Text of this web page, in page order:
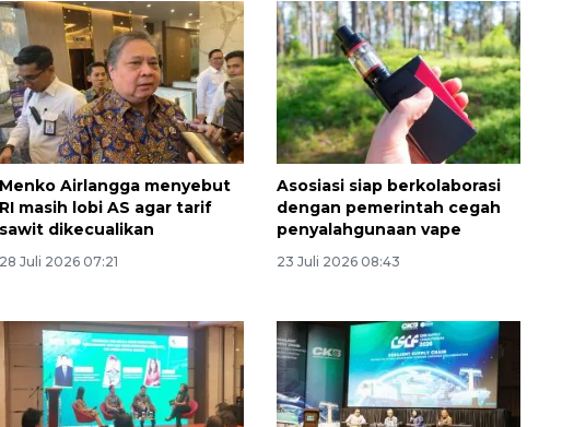
Menko Airlangga menyebut
RI masih lobi AS agar tarif
sawit dikecualikan
28 Juli 2026 07:21
Asosiasi siap berkolaborasi
dengan pemerintah cegah
penyalahgunaan vape
23 Juli 2026 08:43
Ekonomi triwulan II-2026
tumbuh 5,29 persen
2026-08-06 18:45:00